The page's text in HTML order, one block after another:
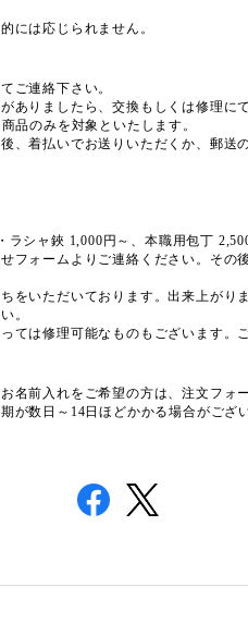
には応じられません。
ご連絡下さい。
ありましたら、交換もしくは修理に
品のみを対象といたします。
、着払いでお送りいただくか、郵送
シャ鋏 1,000円～、本職用包丁
フォームよりご連絡ください。その
をいただいております。出来上がり
。
ては修理可能なものもございます。
名前入れをご希望の方は、注文フォ
が数日～14日ほどかかる場合がござ